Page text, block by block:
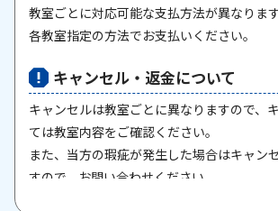
教室ごとに対応可能な支払方法が異なります
各教室指定の方法でお支払いください。
キャンセル・返金について
キャンセルは教室ごとに異なりますので、
ては教室内容をご確認ください。
また、当方の瑕疵が発生した場合はキャン
すので、お問い合わせください。